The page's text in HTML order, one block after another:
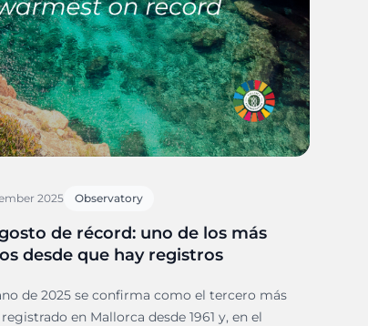
2025 Observatory
de récord: uno de los más
desde que hay registros
de 2025 se confirma como el tercero más
en Mallorca desde 1961 y, en el